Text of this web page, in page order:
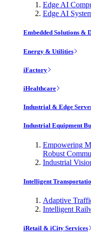
Edge AI
Edge AI
Embedded Solutions &
Energy & Utilities
iFactory
iHealthcare
Industrial & Edge
Industrial Equipment
Empowering
Robust
Industrial
Intelligent
Adaptive
Intelligent
iRetail & iCity Services